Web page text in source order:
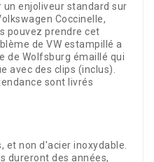
enjoliveur standard sur
Coccinelle,
pouvez prendre cet
de VW estampillé a
de Wolfsburg émaillé qui
avec des clips (inclus).
sont livrés
et non d'acier inoxydable.
dureront des années,